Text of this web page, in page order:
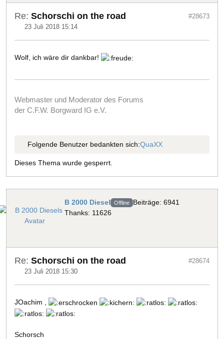
Re: Schorschi on the road
23 Juli 2018 15:14
#28673
Wolf, ich wäre dir dankbar!
Webmaster und Moderator des Forums
der C.F.W. Borgward IG e.V.
Folgende Benutzer bedankten sich:QuaXX
Dieses Thema wurde gesperrt.
B 2000 Diesel Offline Beiträge: 6941
Thanks: 11626
Re: Schorschi on the road
23 Juli 2018 15:30
#28674
JOachim ,
Schorsch